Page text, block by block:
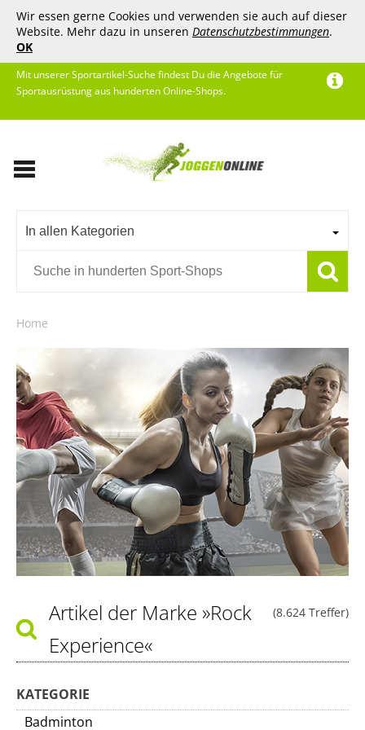
Wir essen gerne Cookies und verwenden sie auch auf dieser
Website. Mehr dazu in unseren Datenschutzbestimmungen.
OK
Mit unserer Sportartikel-Suche findest Du die Angebote für
Sportausrüstung aus hunderten Online-Shops.
In allen Kategorien
Home
(8.624 Treffer)
Artikel der Marke »Rock
Experience«
KATEGORIE
Badminton